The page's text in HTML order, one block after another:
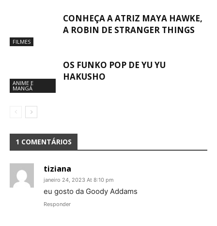
FILMES
CONHEÇA A ATRIZ MAYA HAWKE,
A ROBIN DE STRANGER THINGS
ANIME E
MANGÁ
OS FUNKO POP DE YU YU
HAKUSHO
1 COMENTÁRIOS
tiziana
janeiro 24, 2023 At 8:10 pm
eu gosto da Goody Addams
Responder